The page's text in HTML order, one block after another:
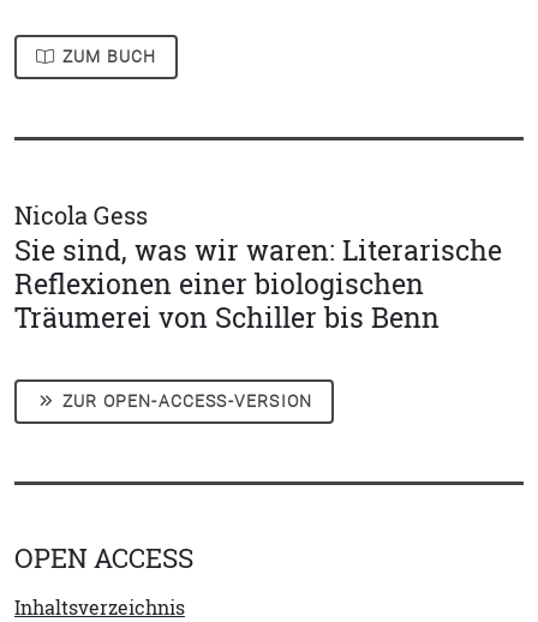
ZUM BUCH
Nicola Gess
Sie sind, was wir waren: Literarische
Reflexionen einer biologischen
Träumerei von Schiller bis Benn
ZUR OPEN-ACCESS-VERSION
OPEN ACCESS
Inhaltsverzeichnis